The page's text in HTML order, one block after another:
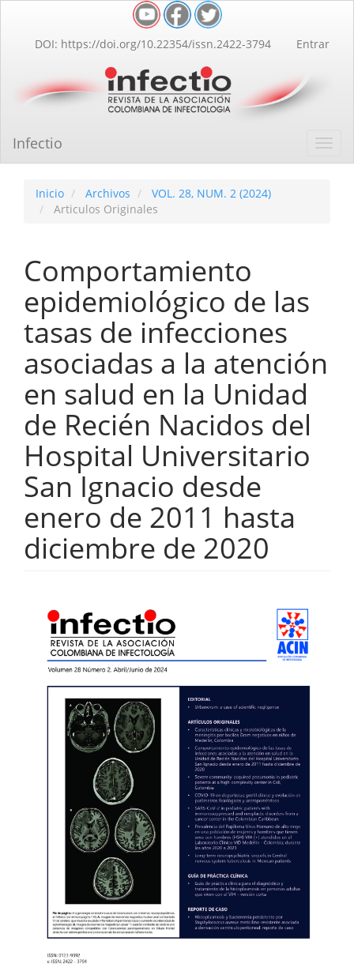
Contenido
principal
lateral
DOI: https://doi.org/10.22354/issn.2422-3794 Entrar
Infectio
Inicio Archivos
VOL. 28, NUM. 2 (2024)
Articulos Originales
Comportamiento
epidemiológico de las
tasas de infecciones
asociadas a la atención
en salud en la Unidad
de Recién Nacidos del
Hospital Universitario
San Ignacio desde
enero de 2011 hasta
diciembre de 2020
lateral
del
artículo